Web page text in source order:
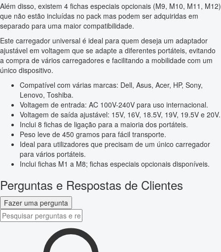
Além disso, existem 4 fichas especiais opcionais (M9, M10, M11, M12)
que não estão incluídas no pack mas podem ser adquiridas em
separado para uma maior compatibilidade.
Este carregador universal é ideal para quem deseja um adaptador
ajustável em voltagem que se adapte a diferentes portáteis, evitando
a compra de vários carregadores e facilitando a mobilidade com um
único dispositivo.
Compatível com várias marcas: Dell, Asus, Acer, HP, Sony,
Lenovo, Toshiba.
Voltagem de entrada: AC 100V-240V para uso internacional.
Voltagem de saída ajustável: 15V, 16V, 18.5V, 19V, 19.5V e 20V.
Inclui 8 fichas de ligação para a maioria dos portáteis.
Peso leve de 450 gramos para fácil transporte.
Ideal para utilizadores que precisam de um único carregador
para vários portáteis.
Inclui fichas M1 a M8; fichas especiais opcionais disponíveis.
Perguntas e Respostas de Clientes
Fazer uma pergunta